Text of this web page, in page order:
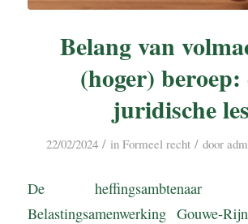
Belang van
(hoger) beroep:
juridische les
22/02/2024 / in Formeel recht / door
De
Belastingsamenwerking Gouwe-